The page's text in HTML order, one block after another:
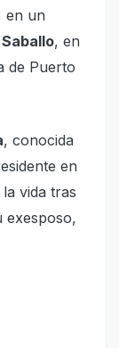
en un
, en
de Puerto
, conocida
en
vida tras
exesposo,